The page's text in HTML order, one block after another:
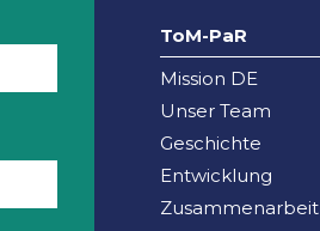
ToM-PaR
Mission DE
Unser Team
Geschichte
Entwicklung
Zusammenarbeit